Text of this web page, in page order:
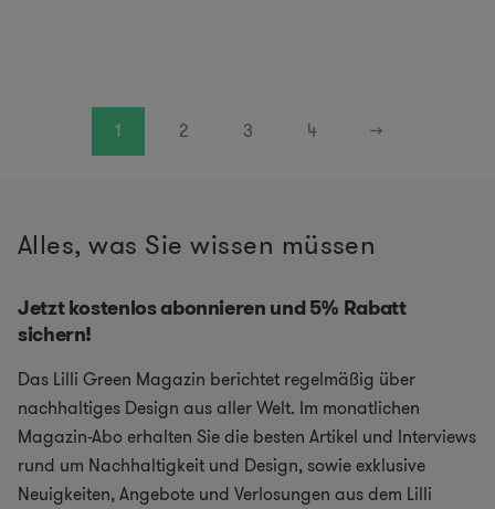
1 2 3 4 →
Alles, was Sie wissen müssen
Jetzt kostenlos abonnieren und 5% Rabatt
sichern!
Das Lilli Green Magazin berichtet regelmäßig über
nachhaltiges Design aus aller Welt. Im monatlichen
Magazin-Abo erhalten Sie die besten Artikel und Interviews
rund um Nachhaltigkeit und Design, sowie exklusive
Neuigkeiten, Angebote und Verlosungen aus dem Lilli